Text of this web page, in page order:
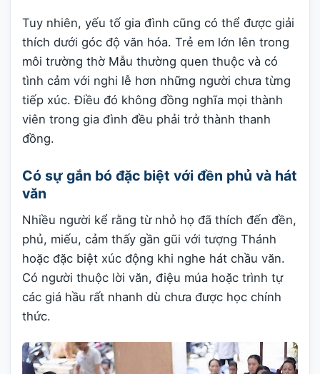
Tuy nhiên, yếu tố gia đình cũng có thể được giải
thích dưới góc độ văn hóa. Trẻ em lớn lên trong
môi trường thờ Mẫu thường quen thuộc và có
tình cảm với nghi lễ hơn những người chưa từng
tiếp xúc. Điều đó không đồng nghĩa mọi thành
viên trong gia đình đều phải trở thành thanh
đồng.
Có sự gắn bó đặc biệt với đền phủ và hát
văn
Nhiều người kể rằng từ nhỏ họ đã thích đến đền,
phủ, miếu, cảm thấy gần gũi với tượng Thánh
hoặc đặc biệt xúc động khi nghe hát chầu văn.
Có người thuộc lời văn, điệu múa hoặc trình tự
các giá hầu rất nhanh dù chưa được học chính
thức.